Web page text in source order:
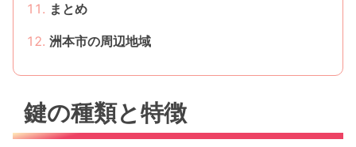
まとめ
洲本市の周辺地域
鍵の種類と特徴